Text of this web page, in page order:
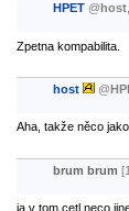
HPET @host
Zpetna kompabilita.
host @
Aha, takže něco
brum brum
ja v tom cetl neco